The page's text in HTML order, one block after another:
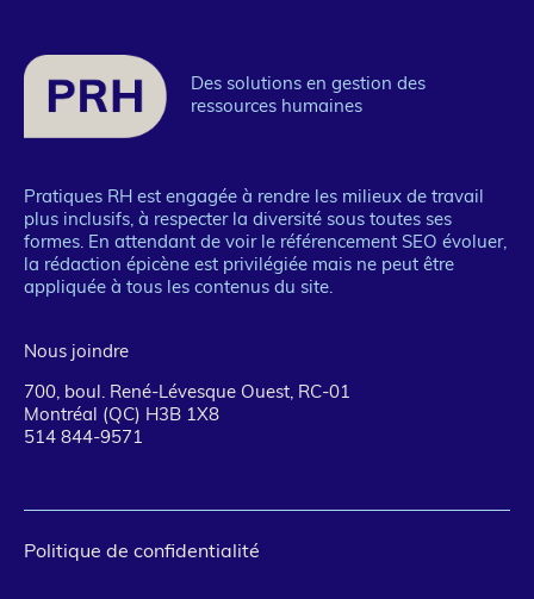
Des solutions en gestion des
ressources humaines
Pratiques RH est engagée à rendre les milieux de travail
plus inclusifs, à respecter la diversité sous toutes ses
formes. En attendant de voir le référencement SEO évoluer,
la rédaction épicène est privilégiée mais ne peut être
appliquée à tous les contenus du site.
Nous joindre
700, boul. René-Lévesque Ouest, RC-01
Montréal (QC) H3B 1X8
514 844-9571
Pied
Politique de confidentialité